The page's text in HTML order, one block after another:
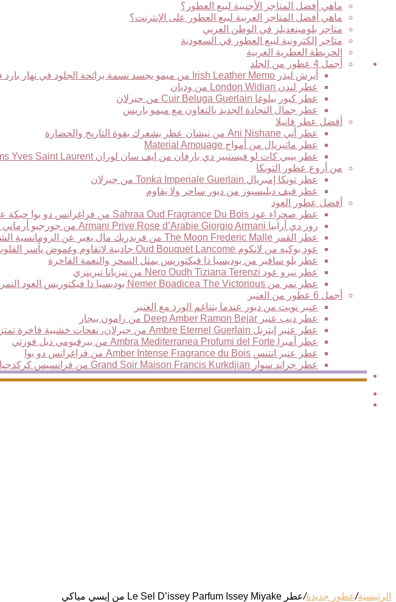
ماهي أفضل المتاجر الأجنبية لبيع العطور؟
ماهي أفضل المتاجر العربية لبيع العطور على الإنترنت؟
متاجر بلومينغديلز في الوطن العربي
متاجر إلكترونية لبيع العطور في السعودية
الخريطة العطرية العربية
نوتات
أجمل 4 عطور من الجلد
أيرش ليذر Irish Leather Memo من ميمو يجسد نسمة برائحة الجلود في نهار بارد في أيرلندا
عطر لندن London Widian من وديان
عطر كيور بيلوغا Cuir Beluga Guerlain من جيرلان
عطر جمال النجادة الجديد بالتعاون مع ميمو باريس
أفضل عطر فانيلا
عطر أني Ani Nishane من نيشان عطر يشعرك بقوة التاريخ والحضارة
عطر ماتيريال من أمواج Material Amouage
عطر بيبي كات لو فيستيير دي بارفان من إيف سان لوران Babycat Le Vestiaire des Parfums Yves Saint Laurent
من أروع عطور التونكا
عطر تونكا إمبريال Tonka Imperiale Guerlain من جيرلان
عطر فيف ديليسيوز من ديور ساحر ولا يقاوم
أفضل عطور العود
عطر صحراء عود Sahraa Oud Fragrance Du Bois من فراغرانس دو بوا حبكة عطرية لها مذاقها الخاص
روز دي أرابيا Armani Prive Rose d’Arabie Giorgio Armani من جورجيو أرماني قصيدة عطرية رائعة تتغنى بالورد
عطر القمر The Moon Frederic Malle من فريدريك مال يعبر عن الرومانسية الشرقية الجديدة
عود بوكيه من لانكوم Oud Bouquet Lancome جاذبية لاتقاوم وغموض يأسر القلوب
عطر بلو سافير من بوديسيا ذا فيكتوريس يمثل السحر والنغمة الفاخرة
عطر نيرو عود Nero Oudh Tiziana Terenzi من تيزيانا تيرينزي
عطر نمر من Nemer Boadicea The Victorious بوديسيا ذا فيكتوريس العود النمري الأكثر فخامة وتألقا
أجمل 6 عطور من العنبر
عنبر نويت من ديور عندما يتناغم الورد مع العنبر
عطر ديب عنبر Deep Amber Ramon Bejar من رامون بيجار
عطر عنبر إيترنل Ambre Eternel Guerlain من جيرلان، نفحات خشبية فاخرة تمتزج مع سحر المكونات الشرقية
عطر أمبرا Ambra Mediterranea Profumi del Forte من بيرفيومي ديل فورتي
عطر عنبر انتنس Amber Intense Fragrance du Bois من فراغرانس دو بوا
عطر جراند سوار Grand Soir Maison Francis Kurkdjian من فرانسيس كركدجيان
Elite
الرئيسية/عطور جديدة/عطر Le Sel D’issey Parfum Issey Miyake من إيسي مياكي